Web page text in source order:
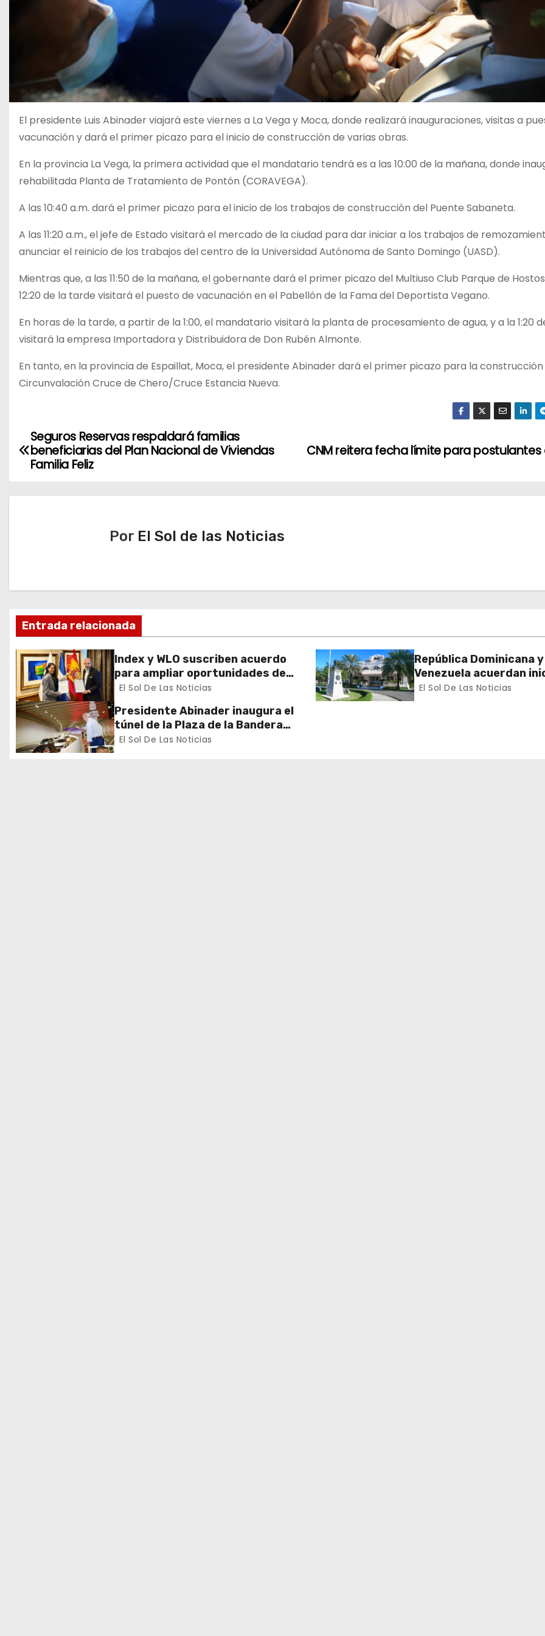
El presidente Luis Abinader viajará este viernes a La Vega y Moca, donde realizará inauguraciones, visitas a
vacunación y dará el primer picazo para el inicio de construcción de varias obras.
En la provincia La Vega, la primera actividad que el mandatario tendrá es a las 10:00 de la mañana, donde
rehabilitada Planta de Tratamiento de Pontón (CORAVEGA).
A las 10:40 a.m. dará el primer picazo para el inicio de los trabajos de construcción del Puente Sabaneta.
A las 11:20 a.m., el jefe de Estado visitará el mercado de la ciudad para dar iniciar a los trabajos de
anunciar el reinicio de los trabajos del centro de la Universidad Autónoma de Santo Domingo (UASD).
Mientras que, a las 11:50 de la mañana, el gobernante dará el primer picazo del Multiuso Club Parque de
12:20 de la tarde visitará el puesto de vacunación en el Pabellón de la Fama del Deportista Vegano.
En horas de la tarde, a partir de la 1:00, el mandatario visitará la planta de procesamiento de agua, y a la 1:20
visitará la empresa Importadora y Distribuidora de Don Rubén Almonte.
En tanto, en la provincia de Espaillat, Moca, el presidente Abinader dará el primer picazo para la construcción
Circunvalación Cruce de Chero/Cruce Estancia Nueva.
N
v
c
i
ó
n
d
e
e
CNM reitera fecha límite para postulantes
Seguros Reservas respaldará familias
beneficiarias del Plan Nacional de Viviendas
Familia Feliz
Por El Sol de las Noticias
Entrada relacionada
Index y WLO suscriben acuerdo
para ampliar oportunidades de
formación de dominicanos en el
El Sol De Las Noticias
República Dominicana y
Venezuela acuerdan
proceso de
El Sol De Las Noticias
Presidente Abinader inaugura el
túnel de la Plaza de la Bandera
que cambia la salida hacia el Sur
El Sol De Las Noticias